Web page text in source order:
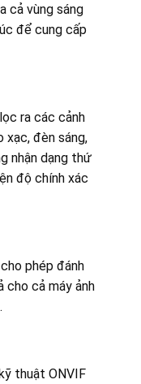
cả vùng sáng
để cung cấp
ra các cảnh
xạc, đèn sáng,
nhận dạng thứ
độ chính xác
phép đánh
cho cả máy ảnh
thuật ONVIF